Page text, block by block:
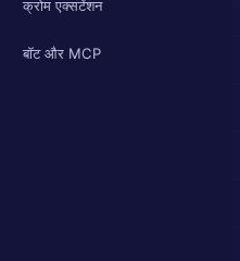
क्रोम एक्सटेंशन
बॉट और MCP